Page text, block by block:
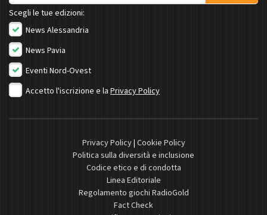
Scegli le tue edizioni:
News Alessandria
News Pavia
Eventi Nord-Ovest
Accetto l'iscrizione e la Privacy Policy
Privacy Policy| Cookie Policy
Politica sulla diversità e inclusione
Codice etico e di condotta
Linea Editoriale
Regolamento giochi RadioGold
Fact Check